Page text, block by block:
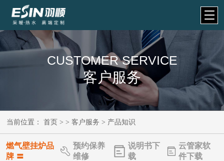
CUSTOMER SERVICE
客户服务
当前位置：首页 > >客户服务 > 产品知识
燃气壁挂炉品
牌 〓
预约保养
维修
说明书下
载
云管家软
件下载